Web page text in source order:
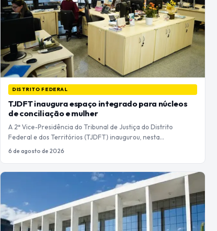
DISTRITO FEDERAL
TJDFT inaugura espaço integrado para núcleos
de conciliação e mulher
A 2ª Vice-Presidência do Tribunal de Justiça do Distrito
Federal e dos Territórios (TJDFT) inaugurou, nesta…
6 de agosto de 2026